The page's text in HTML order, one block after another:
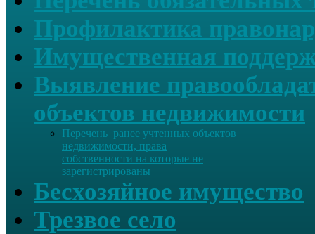
Профилактика
Имущественная
Выявление
объектов недвижимости
Перечень ранее учтенных объектов
недвижимости, права
собственности на которые не
зарегистрированы
Бесхозяйное имущество
Трезвое село